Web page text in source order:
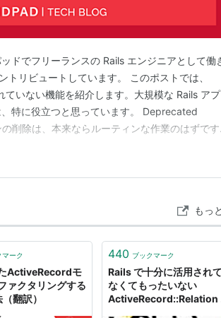
ドでフリーランスの Rails エンジニアとして働
トリビュートしています。 このポストでは、
ていない機能を紹介します。大規模な Rails アプ
特に役立つと思っています。 Deprecated
削除は、本来ならルーティンな作業のはずです
ーションを削除します。すべて問題なさそうに
もっ
マーク
ActiveRecordモ
ァクタリングする
翻訳）
440 ブックマーク
Rails で十分に活用され
なくてもったいない
ActiveRecord::Relation